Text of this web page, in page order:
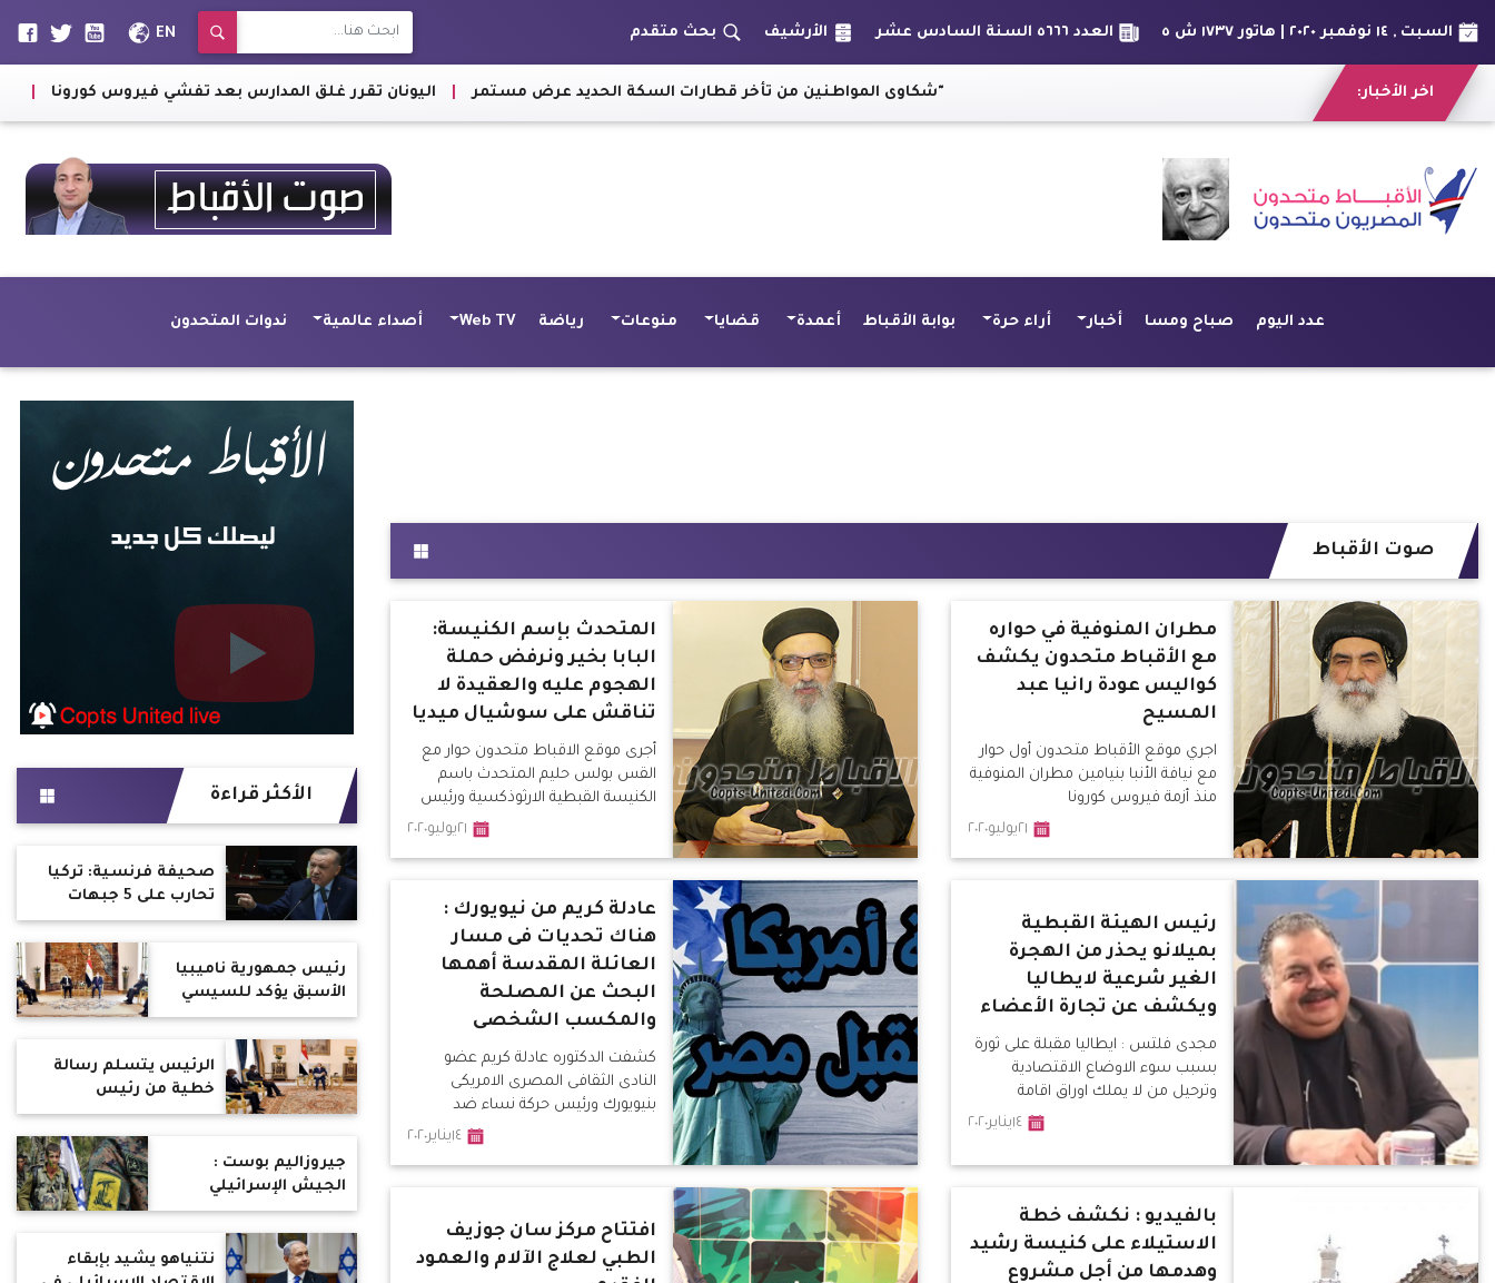
السبت , ١٤ نوفمبر ٢٠٢٠ | هاتور ١٧٣٧ ش ٥ العدد ٥٦٦٦ السنة السادس عشر الأرشيف بحث متقدم EN
اخر الأخبار: شكاوى المواطنين من تأخر قطارات السكة الحديد عرض مستمر | اليونان تقرر غلق المدارس بعد تفشي فيروس كورونا | أرمينيا تعلن إفشال
عدد اليوم صباح ومسا أخبار أراء حرة بوابة الأقباط أعمدة قضايا منوعات رياضة Web TV أصداء عالمية ندوات المتحدون
صوت الأقباط
مطران المنوفية في حواره
مع الأقباط متحدون يكشف
كواليس عودة رانيا عبد
المسيح
اجري موقع الأقباط متحدون أول حوار
مع نيافة الأنبا بنيامين مطران المنوفية
منذ أزمة فيروس كورونا
٢١يوليو٢٠٢٠
المتحدث بإسم الكنيسة:
البابا بخير ونرفض حملة
الهجوم عليه والعقيدة لا
تناقش على سوشيال ميديا
أجرى موقع الاقباط متحدون حوار مع
القس بولس حليم المتحدث باسم
الكنيسة القبطية الارثوذكسية ورئيس
٢١يوليو٢٠٢٠
رئيس الهيئة القبطية
بميلانو يحذر من الهجرة
الغير شرعية لايطاليا
ويكشف عن تجارة الأعضاء
مجدى فلتس : ايطاليا مقبلة على ثورة
بسبب سوء الاوضاع الاقتصادية
وترحيل من لا يملك اوراق اقامة
١٤يناير٢٠٢٠
عادلة كريم من نيويورك :
هناك تحديات فى مسار
العائلة المقدسة أهمها
البحث عن المصلحة
والمكسب الشخصى
كشفت الدكتوره عادلة كريم عضو
النادى الثقافى المصرى الامريكى
بنيويورك ورئيس حركة نساء ضد
١٤يناير٢٠٢٠
بالفيديو : نكشف خطة
الاستيلاء على كنيسة رشيد
وهدمها من أجل مشروع
افتتاح مركز سان جوزيف
الطبي لعلاج الآلام والعمود
الأكثر قراءة
صحيفة فرنسية: تركيا
تحارب على 5 جبهات
خارجية بسبب أردوغان
رئيس جمهورية ناميبيا
الأسبق يؤكد للسيسي
تأييد بلاده لمساعي مصر
بشأن حل أزمة سد
النهضة
الرئيس يتسلم رسالة
خطية من رئيس
جمهورية زامبيا
جيروزاليم بوست :
الجيش الإسرائيلي
يستعد للتصدي
لتهديدات حزب الله بـ
"ساعر 6"
نتنياهو يشيد بإبقاء